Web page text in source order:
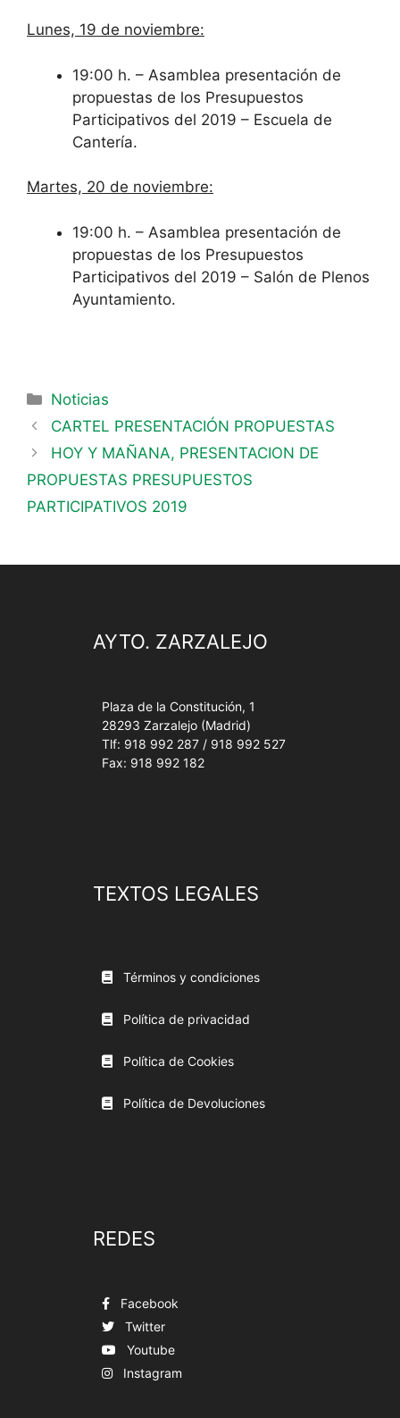
Lunes, 19 de noviembre:
19:00 h. – Asamblea presentación de
propuestas de los Presupuestos
Participativos del 2019 – Escuela de
Cantería.
Martes, 20 de noviembre:
19:00 h. – Asamblea presentación de
propuestas de los Presupuestos
Participativos del 2019 – Salón de Plenos
Ayuntamiento.
Noticias
CARTEL PRESENTACIÓN PROPUESTAS
HOY Y MAÑANA, PRESENTACION DE
PROPUESTAS PRESUPUESTOS
PARTICIPATIVOS 2019
AYTO. ZARZALEJO
Plaza de la Constitución, 1
28293 Zarzalejo (Madrid)
Tlf: 918 992 287 / 918 992 527
Fax: 918 992 182
TEXTOS LEGALES
Términos y condiciones
Política de privacidad
Política de Cookies
Política de Devoluciones
REDES
Facebook
Twitter
Youtube
Instagram